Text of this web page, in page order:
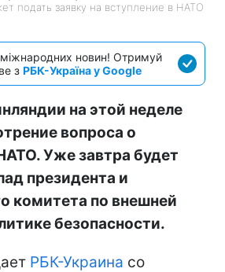
подать заявку на вступление в НАТО
новин! Отримуй
з РБК-Україна у Google
на этой неделе
вопроса о
Уже завтра будет
президента и
комитета по внешней
безопасности.
РБК-Украина со